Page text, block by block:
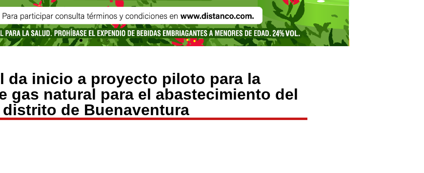
da inicio a proyecto piloto para la
gas natural para el abastecimiento del
distrito de Buenaventura